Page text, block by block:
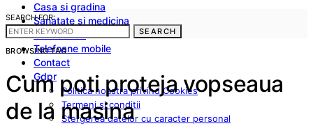
Casa si gradina
Sanatate si medicina
Cum sa fac
Telefoane mobile
Contact
Gdpr
Politica noastra privind Cookies
Termeni si conditii
Stergerea datelor cu caracter personal
SEARCH FOR:
SEARCH
BROWSING TAG
Cum poti proteja vopseaua
de la masina